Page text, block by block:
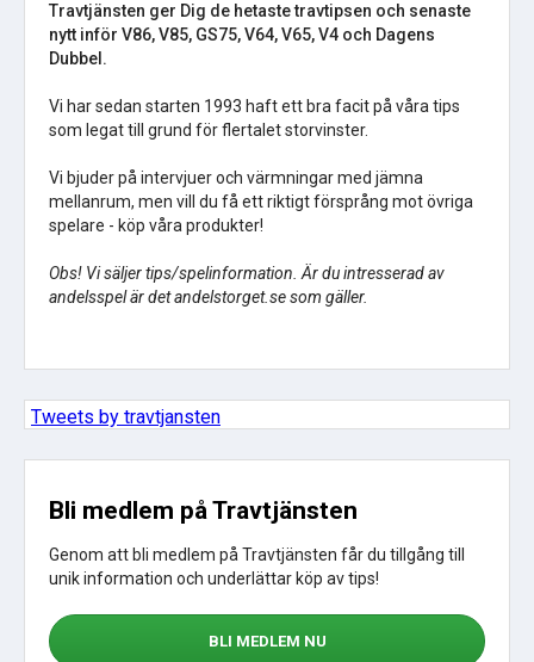
Travtjänsten ger Dig de hetaste travtipsen och senaste
nytt inför V86, V85, GS75, V64, V65, V4 och Dagens
Dubbel.
Vi har sedan starten 1993 haft ett bra facit på våra tips
som legat till grund för flertalet storvinster.
Vi bjuder på intervjuer och värmningar med jämna
mellanrum, men vill du få ett riktigt försprång mot övriga
spelare - köp våra produkter!
Obs! Vi säljer tips/spelinformation. Är du intresserad av
andelsspel är det andelstorget.se som gäller.
Tweets by travtjansten
Bli medlem på Travtjänsten
Genom att bli medlem på Travtjänsten får du tillgång till
unik information och underlättar köp av tips!
BLI MEDLEM NU